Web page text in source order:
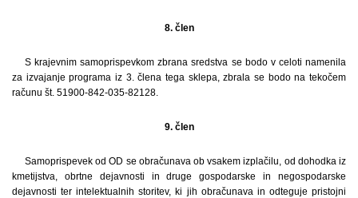
8. člen
S krajevnim samoprispevkom zbrana sredstva se bodo v celoti namenila
za izvajanje programa iz 3. člena tega sklepa, zbrala se bodo na tekočem
računu št. 51900-842-035-82128.
9. člen
Samoprispevek od OD se obračunava ob vsakem izplačilu, od dohodka iz
kmetijstva, obrtne dejavnosti in druge gospodarske in negospodarske
dejavnosti ter intelektualnih storitev, ki jih obračunava in odteguje pristojni